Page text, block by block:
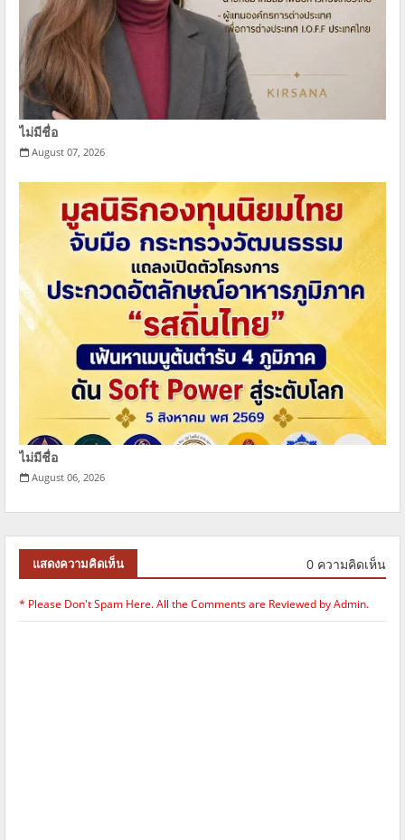
ไม่มีชื่อ
August 07, 2026
ไม่มีชื่อ
August 06, 2026
แสดงความคิดเห็น 0 ความคิดเห็น
* Please Don't Spam Here. All the Comments are Reviewed by Admin.